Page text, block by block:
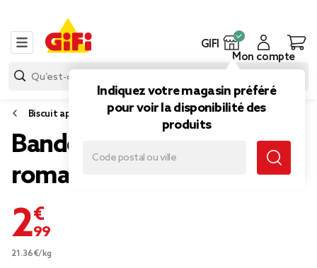
GIFI
Indiquez votre magasin préféré
pour voir la disponibilité des
produits
Mon compte
Biscuit apéritif et snack
Bandes pain croustillant au
romarin 140gr
2,99 €
21.36€/kg